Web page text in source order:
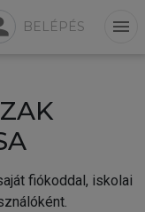
BELÉPÉS menu
fiókoddal, iskolai